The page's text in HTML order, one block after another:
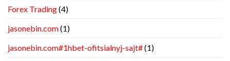
Forex Trading(4)
jasonebin.com(1)
jasonebin.com#1hbet-ofitsialnyj-sajt#(1)